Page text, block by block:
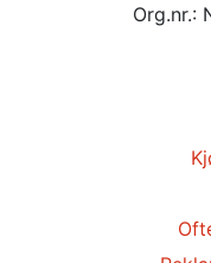
Org.nr.: